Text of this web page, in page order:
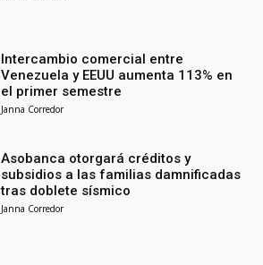
Intercambio comercial entre
Venezuela y EEUU aumenta 113% en
el primer semestre
Janna Corredor
Asobanca otorgará créditos y
subsidios a las familias damnificadas
tras doblete sísmico
Janna Corredor